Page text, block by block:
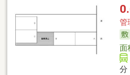
管
面
分